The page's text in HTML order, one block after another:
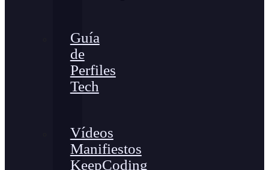
Guía
de
Perfiles
Tech
Vídeos
Manifiestos
KeepCoding